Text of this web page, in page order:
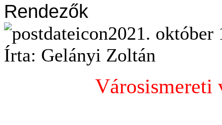
Rendezők
2021.
Írta: Gelányi Zoltán
Városismereti